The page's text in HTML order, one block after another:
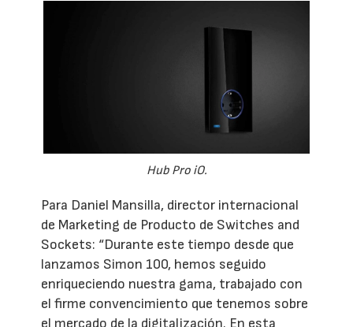
Hub Pro iO.
Para Daniel Mansilla, director internacional
de Marketing de Producto de Switches and
Sockets: “Durante este tiempo desde que
lanzamos Simon 100, hemos seguido
enriqueciendo nuestra gama, trabajado con
el firme convencimiento que tenemos sobre